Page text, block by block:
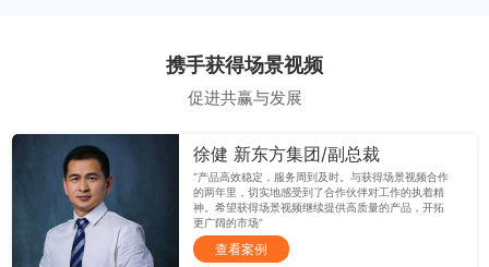
携手获得场景视频
促进共赢与发展
徐健 新东方集团/副总裁
“产品高效稳定，服务周到及时。与获得场景视频合作
的两年里，切实地感受到了合作伙伴对工作的执着精
神。希望获得场景视频继续提供高质量的产品，开拓
更广阔的市场”
查看案例